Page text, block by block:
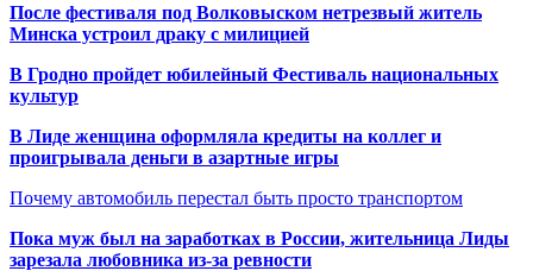
После фестиваля под Волковыском нетрезвый житель
Минска устроил драку с милицией
В Гродно пройдет юбилейный Фестиваль национальных
культур
В Лиде женщина оформляла кредиты на коллег и
проигрывала деньги в азартные игры
Почему автомобиль перестал быть просто транспортом
Пока муж был на заработках в России, жительница Лиды
зарезала любовника из-за ревности